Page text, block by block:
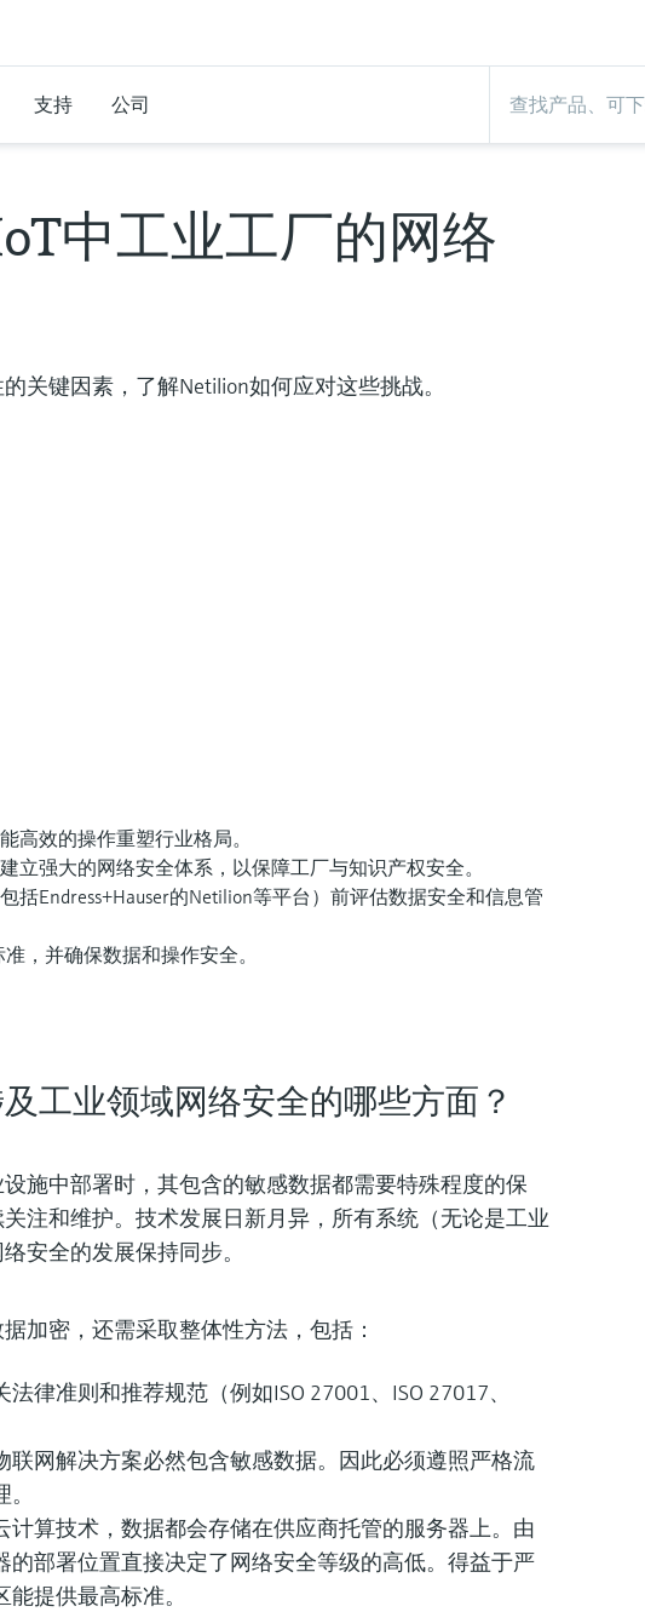
支持 公司
中工业工厂的网络
关键因素，了解Netilion如何应对这些挑战。
高效的操作重塑行业格局。
立强大的网络安全体系，以保障工厂与知识产权安全。
括Endress+Hauser的Netilion等平台）前评估数据安全和信息管
，并确保数据和操作安全。
工业领域网络安全的哪些方面？
施中部署时，其包含的敏感数据都需要特殊程度的保
注和维护。技术发展日新月异，所有系统（无论是工业
安全的发展保持同步。
加密，还需采取整体性方法，包括：
法律准则和推荐规范（例如ISO 27001、ISO 27017、
联网解决方案必然包含敏感数据。因此必须遵照严格流
计算技术，数据都会存储在供应商托管的服务器上。由
的部署位置直接决定了网络安全等级的高低。得益于严
提供最高标准。